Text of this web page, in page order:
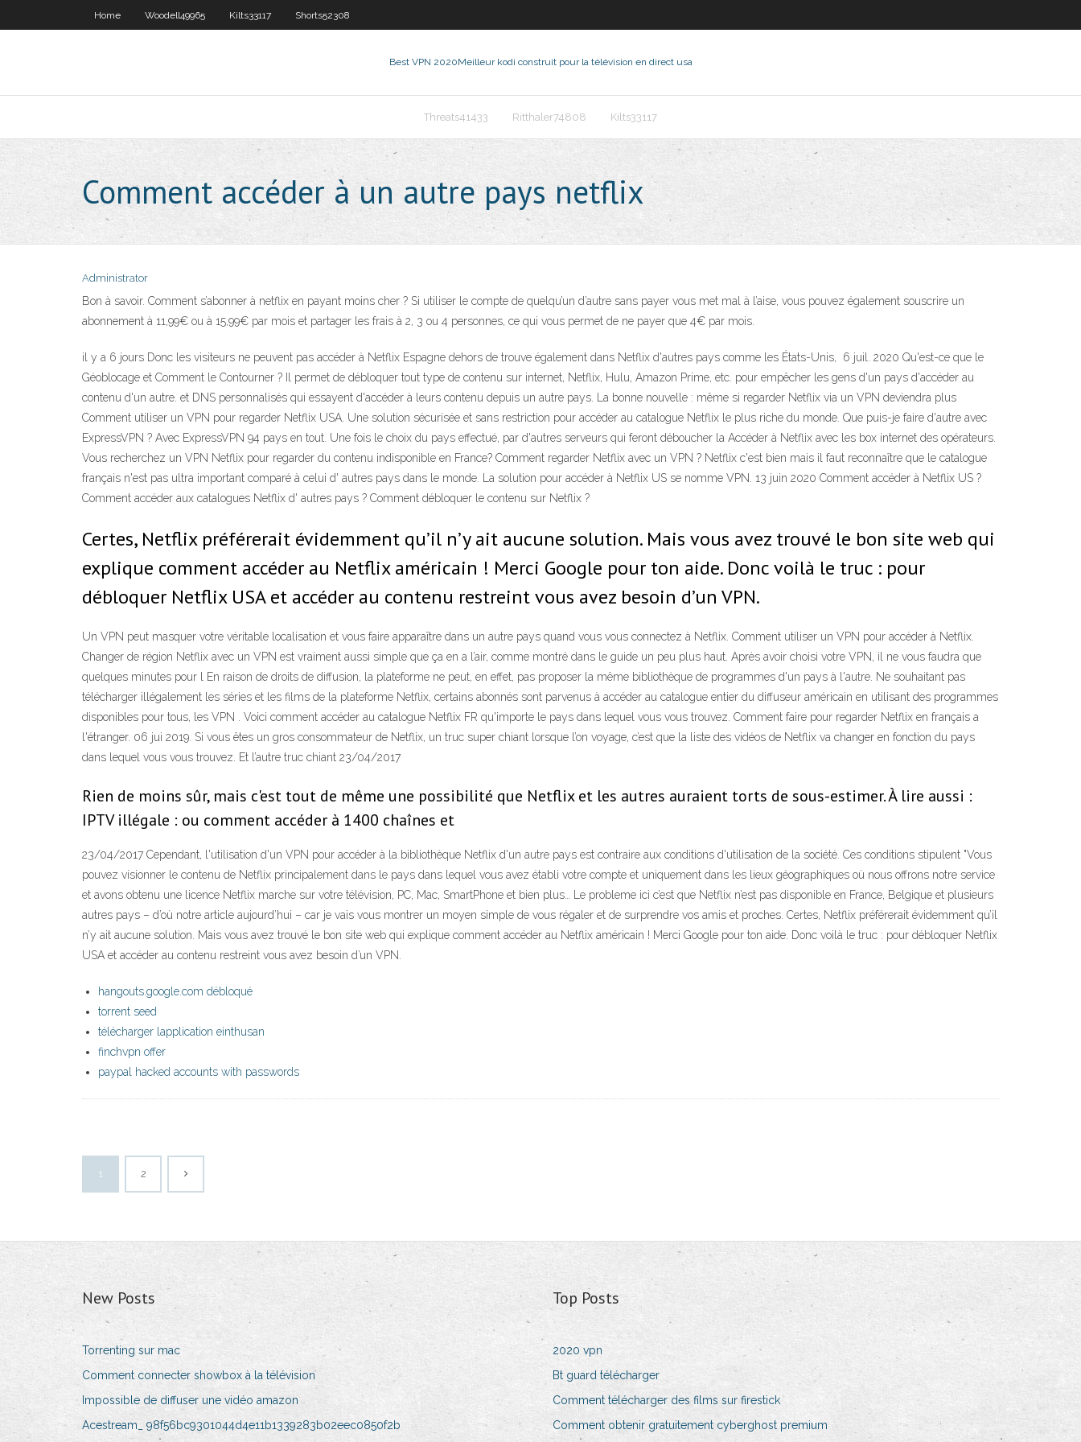
Home Woodell49965 Kilts33117 Shorts52308
Best VPN 2020Meilleur kodi construit pour la télévision en direct usa
Threats41433 Ritthaler74808 Kilts33117
Comment accéder à un autre pays netflix
Administrator
Bon à savoir. Comment s’abonner à netflix en payant moins cher ? Si utiliser le compte de quelqu’un d’autre sans payer vous met mal à l’aise, vous pouvez également souscrire un
abonnement à 11,99€ ou à 15,99€ par mois et partager les frais à 2, 3 ou 4 personnes, ce qui vous permet de ne payer que 4€ par mois.
il y a 6 jours Donc les visiteurs ne peuvent pas accéder à Netflix Espagne dehors de trouve également dans Netflix d'autres pays comme les États-Unis, 6 juil. 2020 Qu'est-ce que le
Géoblocage et Comment le Contourner ? Il permet de débloquer tout type de contenu sur internet, Netflix, Hulu, Amazon Prime, etc. pour empêcher les gens d'un pays d'accéder au
contenu d'un autre. et DNS personnalisés qui essayent d'accéder à leurs contenu depuis un autre pays. La bonne nouvelle : même si regarder Netflix via un VPN deviendra plus
Comment utiliser un VPN pour regarder Netflix USA. Une solution sécurisée et sans restriction pour accéder au catalogue Netflix le plus riche du monde. Que puis-je faire d'autre avec
ExpressVPN ? Avec ExpressVPN 94 pays en tout. Une fois le choix du pays effectué, par d'autres serveurs qui feront déboucher la Accéder à Netflix avec les box internet des opérateurs.
Vous recherchez un VPN Netflix pour regarder du contenu indisponible en France? Comment regarder Netflix avec un VPN ? Netflix c'est bien mais il faut reconnaître que le catalogue
français n'est pas ultra important comparé à celui d' autres pays dans le monde. La solution pour accéder à Netflix US se nomme VPN. 13 juin 2020 Comment accéder à Netflix US ?
Comment accéder aux catalogues Netflix d' autres pays ? Comment débloquer le contenu sur Netflix ?
Certes, Netflix préférerait évidemment qu’il n’y ait aucune solution. Mais vous avez trouvé le bon site web qui
explique comment accéder au Netflix américain ! Merci Google pour ton aide. Donc voilà le truc : pour
débloquer Netflix USA et accéder au contenu restreint vous avez besoin d’un VPN.
Un VPN peut masquer votre véritable localisation et vous faire apparaître dans un autre pays quand vous vous connectez à Netflix. Comment utiliser un VPN pour accéder à Netflix.
Changer de région Netflix avec un VPN est vraiment aussi simple que ça en a l’air, comme montré dans le guide un peu plus haut. Après avoir choisi votre VPN, il ne vous faudra que
quelques minutes pour l En raison de droits de diffusion, la plateforme ne peut, en effet, pas proposer la même bibliothèque de programmes d'un pays à l'autre. Ne souhaitant pas
télécharger illégalement les séries et les films de la plateforme Netflix, certains abonnés sont parvenus à accéder au catalogue entier du diffuseur américain en utilisant des programmes
disponibles pour tous, les VPN . Voici comment accéder au catalogue Netflix FR qu'importe le pays dans lequel vous vous trouvez. Comment faire pour regarder Netflix en français a
l'étranger. 06 jui 2019. Si vous êtes un gros consommateur de Netflix, un truc super chiant lorsque l’on voyage, c’est que la liste des vidéos de Netflix va changer en fonction du pays
dans lequel vous vous trouvez. Et l’autre truc chiant 23/04/2017
Rien de moins sûr, mais c'est tout de même une possibilité que Netflix et les autres auraient torts de sous-estimer. À lire aussi :
IPTV illégale : ou comment accéder à 1400 chaînes et
23/04/2017 Cependant, l'utilisation d'un VPN pour accéder à la bibliothèque Netflix d'un autre pays est contraire aux conditions d'utilisation de la société. Ces conditions stipulent "Vous
pouvez visionner le contenu de Netflix principalement dans le pays dans lequel vous avez établi votre compte et uniquement dans les lieux géographiques où nous offrons notre service
et avons obtenu une licence Netflix marche sur votre télévision, PC, Mac, SmartPhone et bien plus… Le probleme ici c’est que Netflix n’est pas disponible en France, Belgique et plusieurs
autres pays – d’où notre article aujourd’hui – car je vais vous montrer un moyen simple de vous régaler et de surprendre vos amis et proches. Certes, Netflix préférerait évidemment qu’il
n’y ait aucune solution. Mais vous avez trouvé le bon site web qui explique comment accéder au Netflix américain ! Merci Google pour ton aide. Donc voilà le truc : pour débloquer Netflix
USA et accéder au contenu restreint vous avez besoin d’un VPN.
hangouts.google.com débloqué
torrent seed
télécharger lapplication einthusan
finchvpn offer
paypal hacked accounts with passwords
1 2
New Posts
Torrenting sur mac
Comment connecter showbox à la télévision
Impossible de diffuser une vidéo amazon
Acestream_ 98f56bc9301044d4e11b1339283b02eec0850f2b
Top Posts
2020 vpn
Bt guard télécharger
Comment télécharger des films sur firestick
Comment obtenir gratuitement cyberghost premium